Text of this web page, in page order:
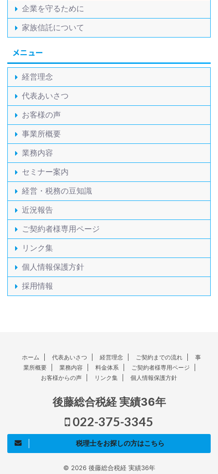
企業を守るために
家族信託について
メニュー
経営理念
代表あいさつ
お客様の声
事業所概要
業務内容
セミナー案内
経営・税務の豆知識
近況報告
ご契約者様専用ページ
リンク集
個人情報保護方針
採用情報
ホーム 代表あいさつ 経営理念 ご契約までの流れ
事
業所概要
業務内容 料金体系
ご契約者様専用ページ
お客様からの声
リンク集 個人情報保護方針
後藤総合税経 実績36年
022-375-3345
税理士をお探しの方はこちら
© 2026 後藤総合税経 実績36年